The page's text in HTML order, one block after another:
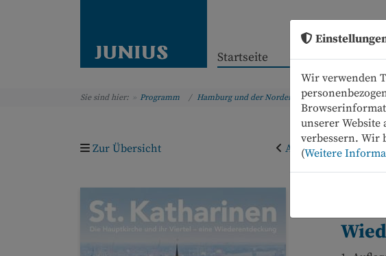
Wir verwenden
unserer
verbessern. Wir
(Weitere
Startseite Neue
Sie sind hier: Programm Hamburg und der Norden
Zur Übersicht Artikel zurück
St.